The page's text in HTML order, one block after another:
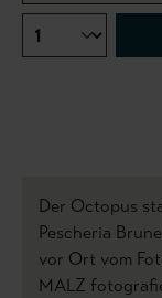
Der Octopus
Pescheria
vor Ort vom
MALZ